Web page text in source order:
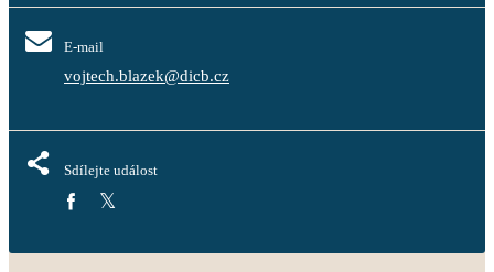
E-mail
vojtech.blazek@dicb.cz
Sdílejte událost